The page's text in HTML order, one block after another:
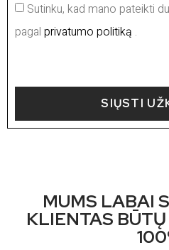
Sutinku, kad mano pateikti
pagal privatumo politiką .
SIŲSTI
MUMS LABAI
KLIENTAS